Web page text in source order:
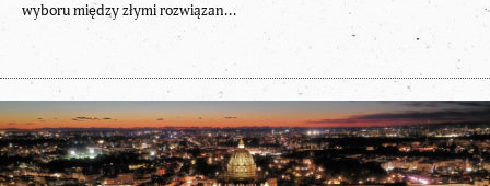
wyboru między złymi rozwiązan...